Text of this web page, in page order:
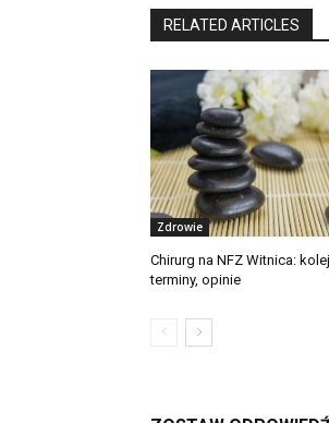
RELATED ARTICLES
Zdrowie
Chirurg na NFZ Witnica:
terminy, opinie